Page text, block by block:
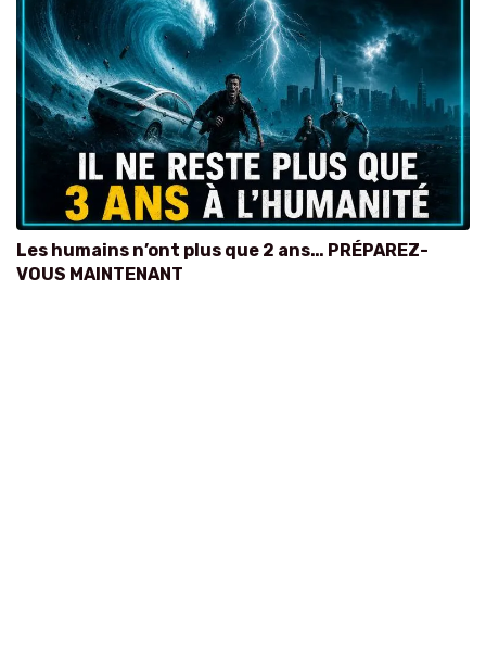
Les humains n’ont plus que 2 ans… PRÉPAREZ-
VOUS MAINTENANT